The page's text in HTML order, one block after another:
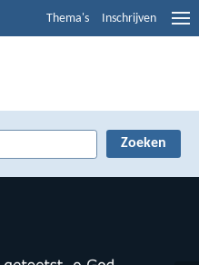
Thema's Inschrijven